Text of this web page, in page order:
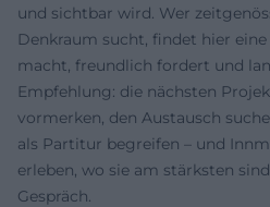
und sichtbar wird. Wer
Denkraum sucht, findet hier
macht, freundlich fordert und
Empfehlung: die nächsten
vormerken, den Austausch
als Partitur begreifen – und
erleben, wo sie am stärksten
Gespräch.